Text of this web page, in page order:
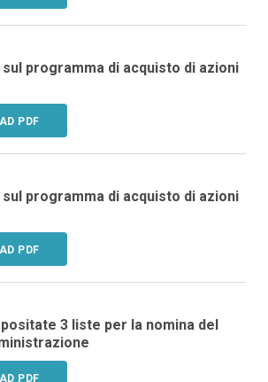
programma di acquisto di azioni
PDF
programma di acquisto di azioni
PDF
3 liste per la nomina del
PDF